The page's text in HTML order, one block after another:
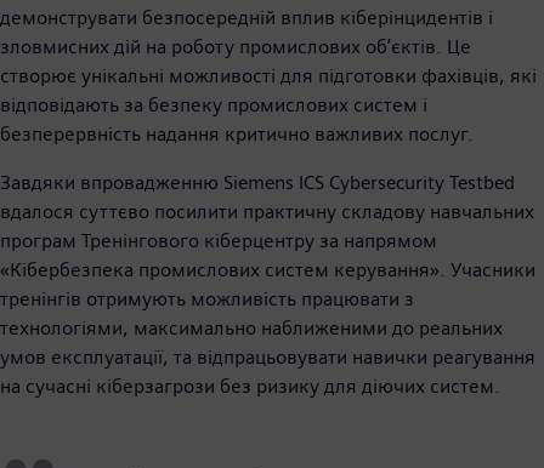
демонструвати безпосередній вплив кіберінцидентів і
зловмисних дій на роботу промислових об’єктів. Це
створює унікальні можливості для підготовки фахівців, які
відповідають за безпеку промислових систем і
безперервність надання критично важливих послуг.
Завдяки впровадженню Siemens ICS Cybersecurity Testbed
вдалося суттєво посилити практичну складову навчальних
програм Тренінгового кіберцентру за напрямом
«Кібербезпека промислових систем керування». Учасники
тренінгів отримують можливість працювати з
технологіями, максимально наближеними до реальних
умов експлуатації, та відпрацьовувати навички реагування
на сучасні кіберзагрози без ризику для діючих систем.